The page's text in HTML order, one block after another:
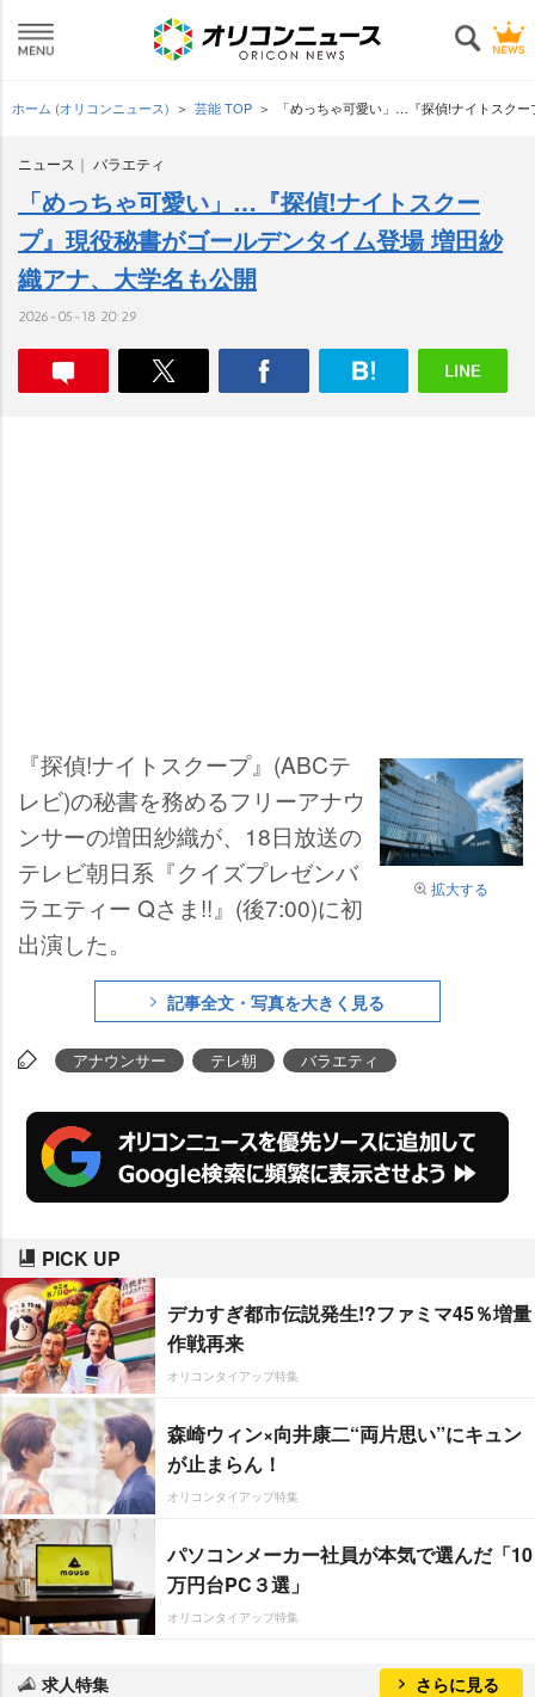
ホーム (オリコンニュース) 芸能 TOP 「めっちゃ可愛い」…『探偵!ナイトスク
ニュース バラエティ
「めっちゃ可愛い」…『探偵!ナイトスクー
プ』現役秘書がゴールデンタイム登場 増田紗
織アナ、大学名も公開
2026-05-18 20:29
拡大する
『探偵!ナイトスクープ』(ABCテ
レビ)の秘書を務めるフリーアナウ
ンサーの増田紗織が、18日放送の
テレビ朝日系『クイズプレゼンバ
ラエティー Qさま!!』(後7:00)に初
出演した。
記事全文・写真を大きく見る
アナウンサー テレ朝 バラエティ
PICK UP
デカすぎ都市伝説発生!?ファミマ45％増量
作戦再来
オリコンタイアップ特集
森崎ウィン×向井康二“両片思い”にキュン
が止まらん！
オリコンタイアップ特集
パソコンメーカー社員が本気で選んだ「10
万円台PC３選」
オリコンタイアップ特集
求人特集 さらに見る